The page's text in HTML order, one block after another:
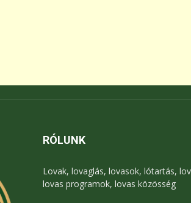
RÓLUNK
Lovak, lovaglás, lovasok, lótartás,
lovas programok, lovas közösség